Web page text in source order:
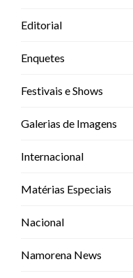
Editorial
Enquetes
Festivais e Shows
Galerias de Imagens
Internacional
Matérias Especiais
Nacional
Namorena News